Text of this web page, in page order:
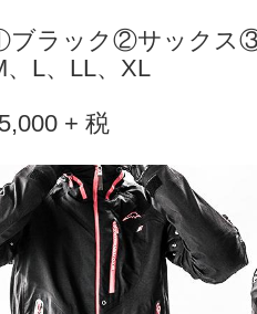
ブラック②サックス
L、LL、XL
+ 税